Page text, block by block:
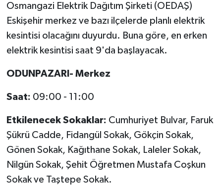
Osmangazi Elektrik Dağıtım Şirketi (OEDAŞ)
Eskişehir merkez ve bazı ilçelerde planlı elektrik
kesintisi olacağını duyurdu. Buna göre, en erken
elektrik kesintisi saat 9'da başlayacak.
ODUNPAZARI- Merkez
Saat: 09:00 - 11:00
Etkilenecek Sokaklar: Cumhuriyet Bulvar, Faruk
Şükrü Cadde, Fidangül Sokak, Gökçin Sokak,
Gönen Sokak, Kağıthane Sokak, Laleler Sokak,
Nilgün Sokak, Şehit Öğretmen Mustafa Coşkun
Sokak ve Taştepe Sokak.
Gündem
Hisarcık
Kütahya
Magazin
Otomobil